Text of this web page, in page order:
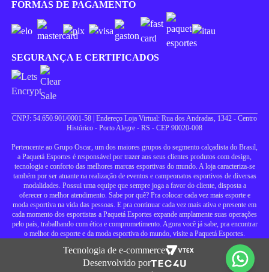
FORMAS DE PAGAMENTO
SEGURANÇA E CERTIFICADOS
CNPJ: 54.650.901/0001-58 | Endereço Loja Virtual: Rua dos Andradas, 1342 - Centro
Histórico - Porto Alegre - RS - CEP 90020-008
Pertencente ao Grupo Oscar, um dos maiores grupos do segmento calçadista do Brasil,
a Paquetá Esportes é responsável por trazer aos seus clientes produtos com design,
tecnologia e conforto das melhores marcas esportivas do mundo. A loja caracteriza-se
também por ser atuante na realização de eventos e campeonatos esportivos de diversas
modalidades. Possui uma equipe que sempre joga a favor do cliente, disposta a
oferecer o melhor atendimento. Sabe por quê? Pra colocar cada vez mais esporte e
moda esportiva na vida das pessoas. E pra continuar cada vez mais ativa e presente em
cada momento dos esportistas a Paquetá Esportes expande amplamente suas operações
pelo país, trabalhando com ética e comprometimento. Agora você já sabe, pra encontrar
o melhor do esporte e da moda esportiva do mundo, visite a Paquetá Esportes.
Tecnologia de e-commerce
Desenvolvido por